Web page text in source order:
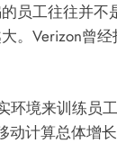
员工往往并
。Verizon曾
环境来训练员
动计算总体